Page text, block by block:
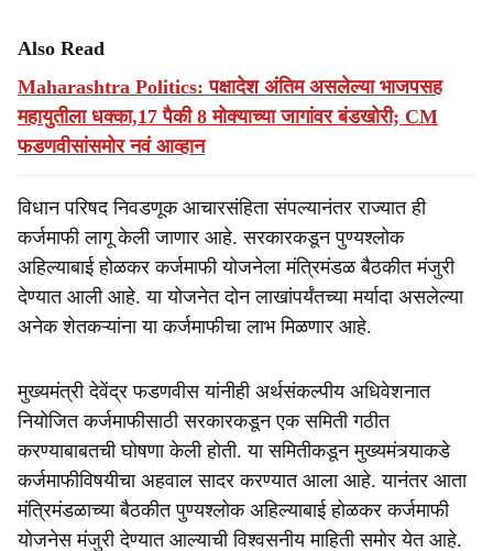
Also Read
Maharashtra Politics: पक्षादेश अंतिम असलेल्या भाजपसह
महायुतीला धक्का,17 पैकी 8 मोक्याच्या जागांवर बंडखोरी; CM
फडणवीसांसमोर नवं आव्हान
विधान परिषद निवडणूक आचारसंहिता संपल्यानंतर राज्यात ही
कर्जमाफी लागू केली जाणार आहे. सरकारकडून पुण्यश्लोक
अहिल्याबाई होळकर कर्जमाफी योजनेला मंत्रिमंडळ बैठकीत मंजुरी
देण्यात आली आहे. या योजनेत दोन लाखांपर्यंतच्या मर्यादा असलेल्या
अनेक शेतकऱ्यांना या कर्जमाफीचा लाभ मिळणार आहे.
मुख्यमंत्री देवेंद्र फडणवीस यांनीही अर्थसंकल्पीय अधिवेशनात
नियोजित कर्जमाफीसाठी सरकारकडून एक समिती गठीत
करण्याबाबतची घोषणा केली होती. या समितीकडून मुख्यमंत्र्‍याकडे
कर्जमाफीविषयीचा अहवाल सादर करण्यात आला आहे. यानंतर आता
मंत्रिमंडळाच्या बैठकीत पुण्यश्लोक अहिल्याबाई होळकर कर्जमाफी
योजनेस मंजुरी देण्यात आल्याची विश्वसनीय माहिती समोर येत आहे.